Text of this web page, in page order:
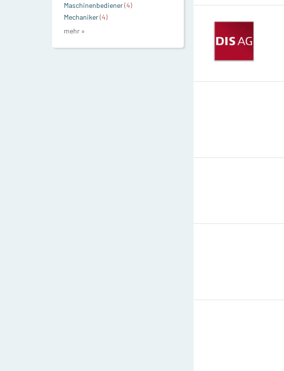
Maschinenbediener(4)
Mechaniker(4)
mehr »